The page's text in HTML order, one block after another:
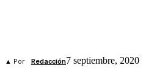
▲ Por Redacción7 septiembre, 2020